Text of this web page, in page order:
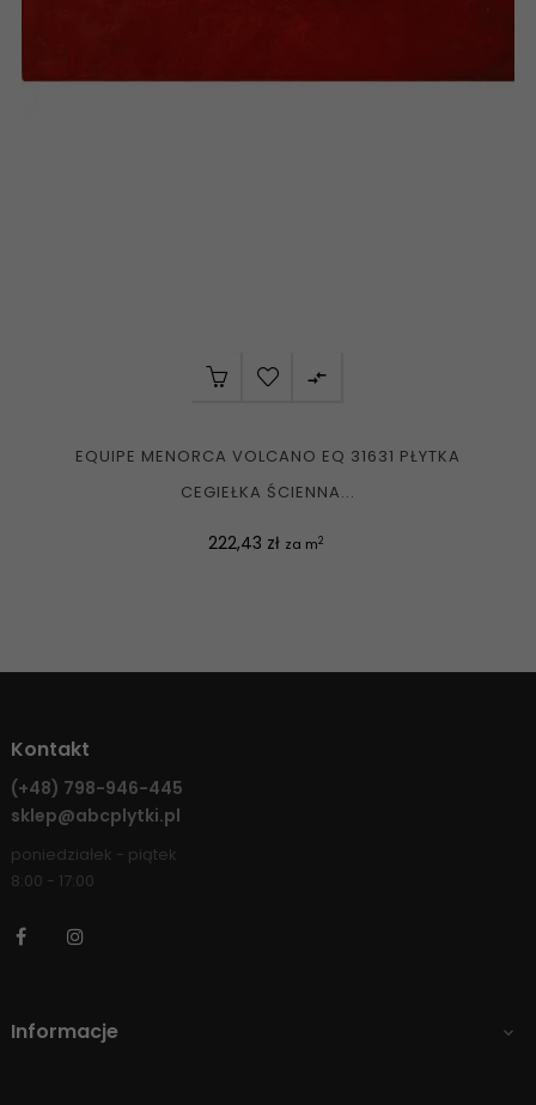

EQUIPE MENORCA VOLCANO EQ 31631 PŁYTKA
CEGIEŁKA ŚCIENNA...
Cena
222,43 zł za m2
Kontakt
(+48) 798-946-445
sklep@abcplytki.pl
poniedziałek - piątek
8:00 - 17:00
Facebook
Informacje 